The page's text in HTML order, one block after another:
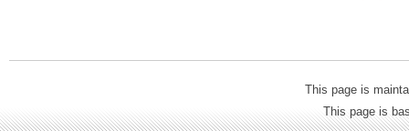
This page is
This page is